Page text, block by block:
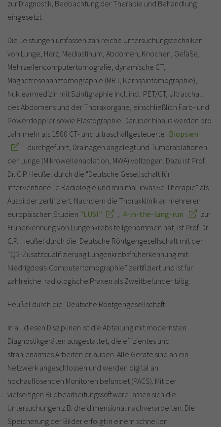
zur Diagnostik, Beobachtung der Therapie und Behandlung
eingesetzt.
Die Leistungen umfassen zahlreiche Untersuchungstechniken
von Lunge, Herz, Mediastinum, Abdomen, Knochen, Gefäße,
Mehrzeilencomputertomografie, dynamische CT,
Magnetresonanztomographie (MRT, Kernspintomographie),
Nuklearmedizin mit Szintigraphie incl. incl. PET/CT, Ultraschall
des Abdomens und der Thoraxorgane, einschließlich Farb- und
Powerdoppler sowie Elastographie. Darüber hinaus werden pro
Jahr mehr als 1500 CT- und ultraschallgesteuerte "Biopsien
" durchgeführt, Drainagen angelegt und Tumorablationen
der Lunge (Mikrowellenablation, MWA) vollzogen. Dazu ist Prof.
Dr. C.P. Heußel durch die "Deutsche Gesellschaft für
Interventionelle Radiologie und minimal-invasive Therapie" als
Ausbilder zertifiziert. Nachdem die Thoraxklinik an mehreren
europäischen Studien "LUSI" , 4-in-the-lung-run
zur
Früherkennung von Lungenkrebs teilgenommen hat, ist Prof. Dr.
C.P. Heußel durch die Deutsche Röntgengesellschaft mit der
“Q2-Zusatzqualifizierung Lungenkrebsfrüherkennung mit
Niedrigdosis-Computertomographie” zertifiziert und ist für
zahlreiche radiologische Praxen als Zweitbefunder tätig.
Heußel durch die "Deutsche Röntgengesellschaft
In all diesen Disziplinen ist die Abteilung mit modernsten
Diagnostikgeräten ausgestattet, die effizientes und
strahlenarmes Arbeiten erlauben. Alle Geräte sind an ein
Netzwerk angeschlossen und werden digital an
hochauflösenden Monitoren befundet (PACS). Mit der
vielseitigen Bildbearbeitungssoftware lassen sich die
Untersuchungen z.B. dreidimensional nachverarbeiten. Die
Speicherung der Bilder erfolgt in einem schnellen